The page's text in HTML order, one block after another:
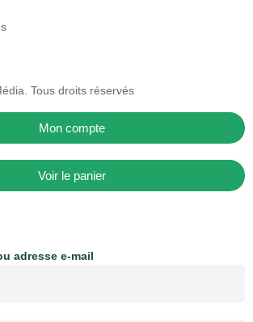
Tous droits réservés
Mon compte
Voir le panier
adresse e-mail